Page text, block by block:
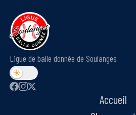
Ligue de balle donnée de Soulanges
Accueil